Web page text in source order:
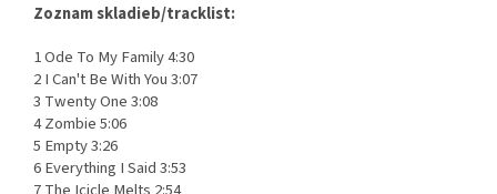
Zoznam skladieb/tracklist:
1 Ode To My Family 4:30
2 I Can't Be With You 3:07
3 Twenty One 3:08
4 Zombie 5:06
5 Empty 3:26
6 Everything I Said 3:53